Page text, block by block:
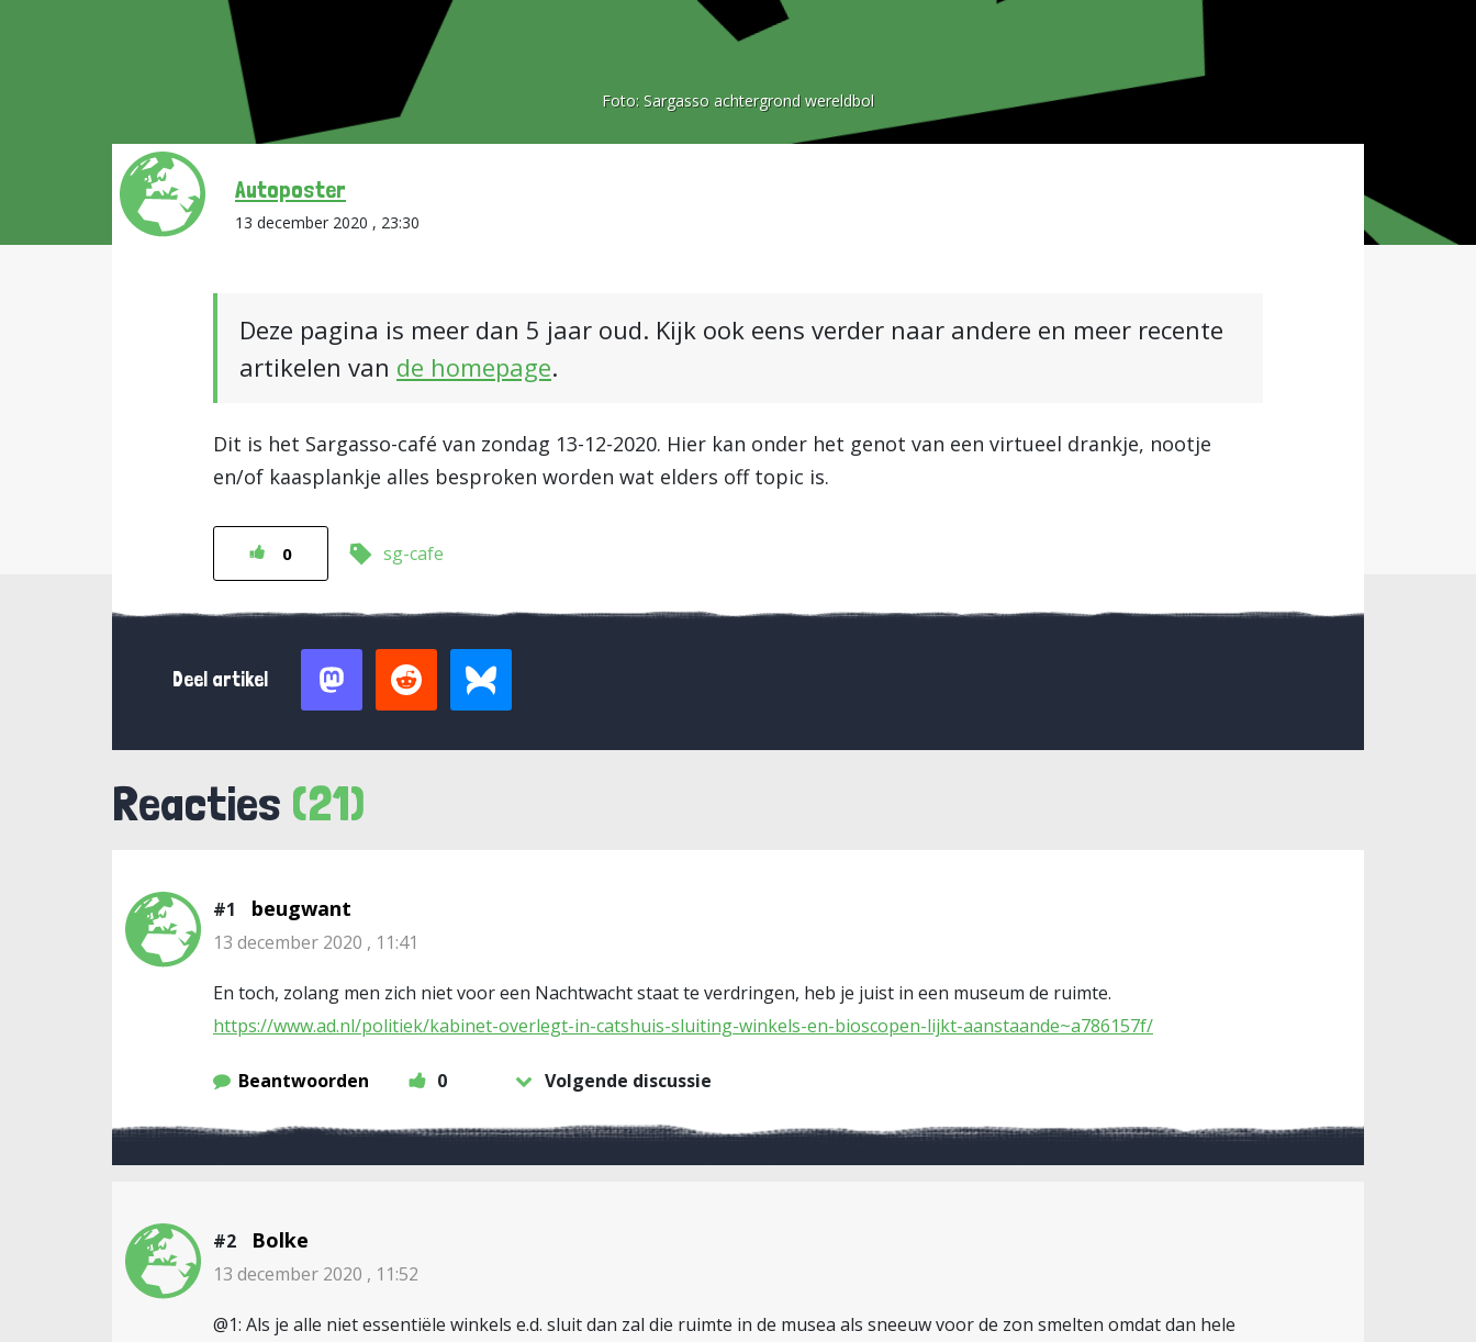
Foto: Sargasso achtergrond wereldbol
Autoposter
13 december 2020 , 23:30
Deze pagina is meer dan 5 jaar oud. Kijk ook eens verder naar andere en meer recente
artikelen van de homepage.
Dit is het Sargasso-café van zondag 13-12-2020. Hier kan onder het genot van een virtueel drankje, nootje
en/of kaasplankje alles besproken worden wat elders off topic is.
0 sg-cafe
Deel artikel
Reacties (21)
#1 beugwant
13 december 2020 , 11:41
En toch, zolang men zich niet voor een Nachtwacht staat te verdringen, heb je juist in een museum de ruimte.
https://www.ad.nl/politiek/kabinet-overlegt-in-catshuis-sluiting-winkels-en-bioscopen-lijkt-aanstaande~a786157f/
Beantwoorden 0 Volgende discussie
#2 Bolke
13 december 2020 , 11:52
@1: Als je alle niet essentiële winkels e.d. sluit dan zal die ruimte in de musea als sneeuw voor de zon smelten omdat dan hele